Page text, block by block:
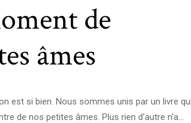
de
âmes
est si bien. Nous sommes unis par un livre
de nos petites âmes. Plus rien d'autre n'a...